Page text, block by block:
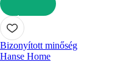
KOSÁRBA
Bizonyított minőség
Hanse Home